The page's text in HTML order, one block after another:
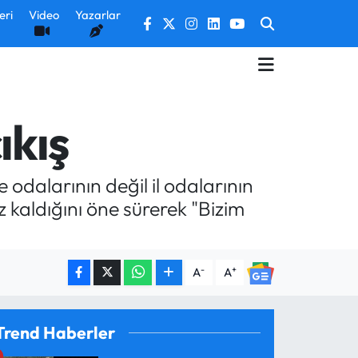
Video Yazarlar
değil il odalarının
kaldığını öne sürerek "Bizim
A- A+
Haberler